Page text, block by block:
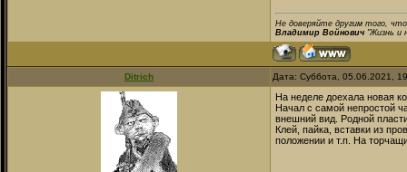
Не доверяйте другим того,
Владимир Войнович "Жизнь и
Ditrich Дата: Суббота, 05.06.2021,
На неделе доехала новая
Начал с самой непростой
внешний вид. Родной
Клей, пайка, вставки из
положении и т.п. На